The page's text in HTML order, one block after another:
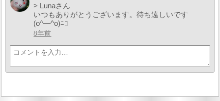
> Lunaさん
いつもありがとうございます。待ち遠しいです
(o^―^o)ﾆｺ
8年前